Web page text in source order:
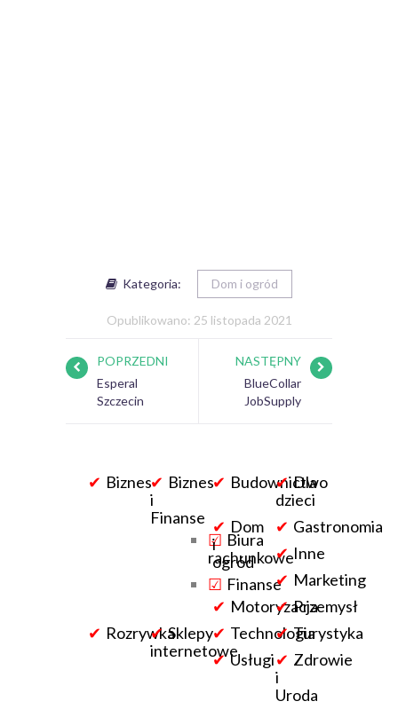
Kategoria: Dom i ogród
Opublikowano: 25 listopada 2021
POPRZEDNI
Esperal
Szczecin
NASTĘPNY
BlueCollar
JobSupply
Biznes
Biznes
i
Finanse
Biura
rachunkowe
Finanse
Budownictwo
Dla
dzieci
Dom
i
ogród
Gastronomia
Inne
Marketing
MotoryzacjaPrzemysł
RozrywkaSklepy
internetowe
TechnologiaTurystyka
Usługi
Zdrowie
i
Uroda